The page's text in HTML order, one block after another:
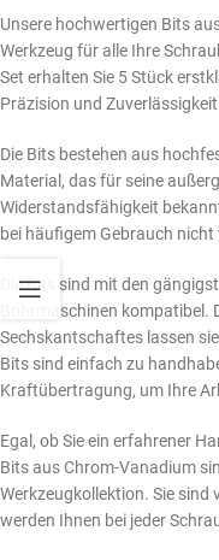
Unsere hochwertigen Bits
Werkzeug für alle Ihre
Set erhalten Sie 5 Stück
Präzision und
Die Bits bestehen aus
Material, das für seine
Widerstandsfähigkeit
bei häufigem Gebrauch
Die Bits sind mit den
Bohrmaschinen
Sechskantschaftes lassen
Bits sind einfach zu
Kraftübertragung, um Ihre
Egal, ob Sie ein erfahrener
Bits aus Chrom-Vanadium
Werkzeugkollektion. Sie sind
werden Ihnen bei jeder